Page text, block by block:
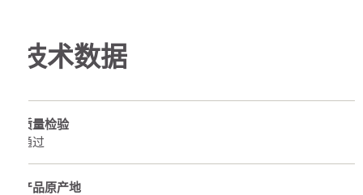
技术数据
质量检验
通过
产品原产地